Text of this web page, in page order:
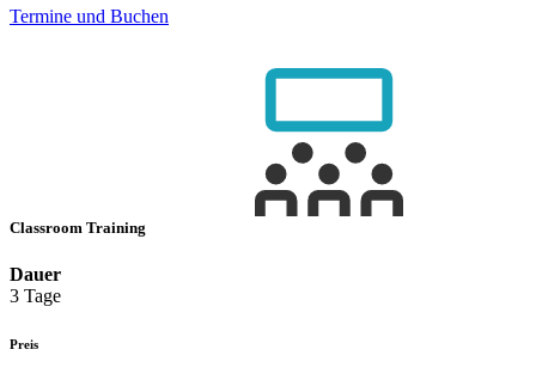
Termine und Buchen
Classroom Training
Dauer
3 Tage
Preis